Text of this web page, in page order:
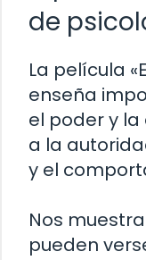
de
La película
enseña
el poder y
a la
y el
Nos
pueden